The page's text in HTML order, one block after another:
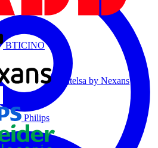
BTICINO
Centelsa by Nexans
Philips